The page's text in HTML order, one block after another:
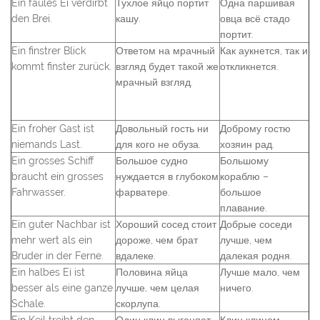
Ein faules Ei verdirbt
den Brei.
Тухлое яйцо портит
кашу.
Одна паршивая
овца всё стадо
портит.
Ein finstrer Blick
kommt finster zurück.
Ответом на мрачный
взгляд будет такой же
мрачный взгляд.
Как аукнется, так и
откликнется.
Ein froher Gast ist
niemands Last.
Довольный гость ни
для кого не обуза.
Доброму гостю
хозяин рад.
Ein grosses Schiff
braucht ein grosses
Fahrwasser.
Большое судно
нуждается в глубоком
фарватере.
Большому
кораблю –
большое
плавание.
Ein guter Nachbar ist
mehr wert als ein
Bruder in der Ferne.
Хороший сосед стоит
дороже, чем брат
вдалеке.
Добрые соседи
лучше, чем
далекая родня.
Ein halbes Ei ist
besser als eine ganze
Schale.
Половина яйца
лучше, чем целая
скорлупа.
Лучше мало, чем
ничего.